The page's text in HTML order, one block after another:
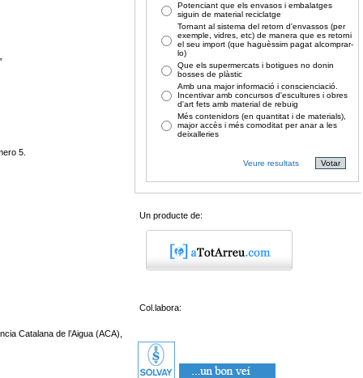
5.
Catalana de l’Aigua (ACA),
Potenciant que els envasos i embalatges
siguin de material reciclatge
Tornant al sistema del retorn d'envassos (per
exemple, vidres, etc) de manera que es retorni
el seu import (que haguèssim pagat alcomprar-
lo)
Que els supermercats i botigues no donin
bosses de plàstic
Amb una major informació i conscienciació.
Incentivar amb concursos d'escultures i obres
d'art fets amb material de rebuig
Més contenidors (en quantitat i de materials),
major accès i més comoditat per anar a les
deixalleries
Veure resultats
Un producte de:
Col.labora: